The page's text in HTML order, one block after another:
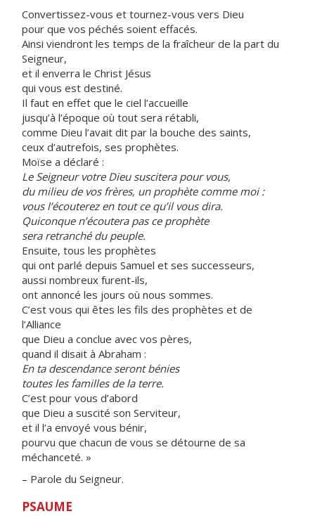
Convertissez-vous et tournez-vous vers Dieu
pour que vos péchés soient effacés.
Ainsi viendront les temps de la fraîcheur de la part du
Seigneur,
et il enverra le Christ Jésus
qui vous est destiné.
Il faut en effet que le ciel l’accueille
jusqu’à l’époque où tout sera rétabli,
comme Dieu l’avait dit par la bouche des saints,
ceux d’autrefois, ses prophètes.
Moïse a déclaré :
Le Seigneur votre Dieu suscitera pour vous,
du milieu de vos frères, un prophète comme moi :
vous l’écouterez en tout ce qu’il vous dira.
Quiconque n’écoutera pas ce prophète
sera retranché du peuple.
Ensuite, tous les prophètes
qui ont parlé depuis Samuel et ses successeurs,
aussi nombreux furent-ils,
ont annoncé les jours où nous sommes.
C’est vous qui êtes les fils des prophètes et de
l’Alliance
que Dieu a conclue avec vos pères,
quand il disait à Abraham :
En ta descendance seront bénies
toutes les familles de la terre.
C’est pour vous d’abord
que Dieu a suscité son Serviteur,
et il l’a envoyé vous bénir,
pourvu que chacun de vous se détourne de sa
méchanceté. »
– Parole du Seigneur.
PSAUME